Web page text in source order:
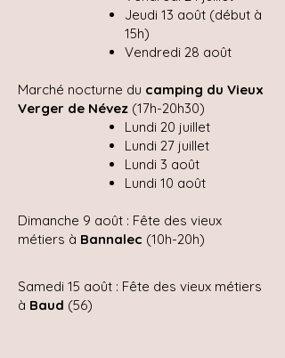
Jeudi 13 août (début à
15h)
Vendredi 28 août​
Marché nocturne du camping du Vieux
Verger de Névez (17h-20h30)
Lundi 20 juillet
Lundi 27 juillet
Lundi 3 août
Lundi 10 août​
Dimanche 9 août : Fête des vieux
métiers à Bannalec (10h-20h)
Samedi 15 août : Fête des vieux métiers
à Baud (56)​​